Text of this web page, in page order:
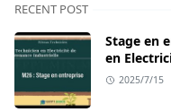
RECENT POST
Stage en
en
OFPPT
2025/7/15